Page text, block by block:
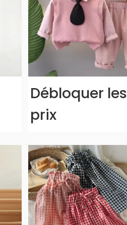
Débloquer les
prix